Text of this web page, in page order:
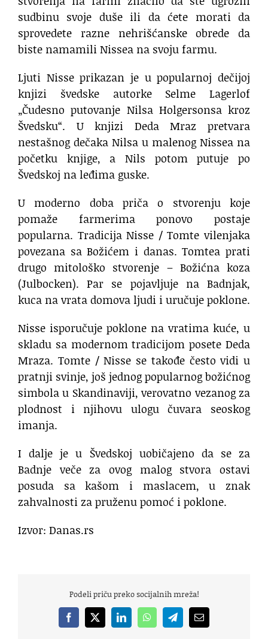
sudbinu svoje duše ili da ćete morati da
sprovedete razne nehrišćanske obrede da
biste namamili Nissea na svoju farmu.
Ljuti Nisse prikazan je u popularnoj dečijoj
knjizi švedske autorke Selme Lagerlof
„Čudesno putovanje Nilsa Holgersonsa kroz
Švedsku“. U knjizi Deda Mraz pretvara
nestašnog dečaka Nilsa u malenog Nissea na
početku knjige, a Nils potom putuje po
Švedskoj na leđima guske.
U moderno doba priča o stvorenju koje
pomaže farmerima ponovo postaje
popularna. Tradicija Nisse / Tomte vilenjaka
povezana sa Božićem i danas. Tomtea prati
drugo mitološko stvorenje – Božićna koza
(Julbocken). Par se pojavljuje na Badnjak,
kuca na vrata domova ljudi i uručuje poklone.
Nisse isporučuje poklone na vratima kuće, u
skladu sa modernom tradicijom posete Deda
Mraza. Tomte / Nisse se takođe često vidi u
pratnji svinje, još jednog popularnog božićnog
simbola u Skandinaviji, verovatno vezanog za
plodnost i njihovu ulogu čuvara seoskog
imanja.
I dalje je u Švedskoj uobičajeno da se za
Badnje veče za ovog malog stvora ostavi
posuda sa kašom i maslacem, u znak
zahvalnosti za pruženu pomoć i poklone.
Izvor: Danas.rs
Podeli priču preko socijalnih mreža!
Facebook
X LinkedInWhatsAppTelegramEmail